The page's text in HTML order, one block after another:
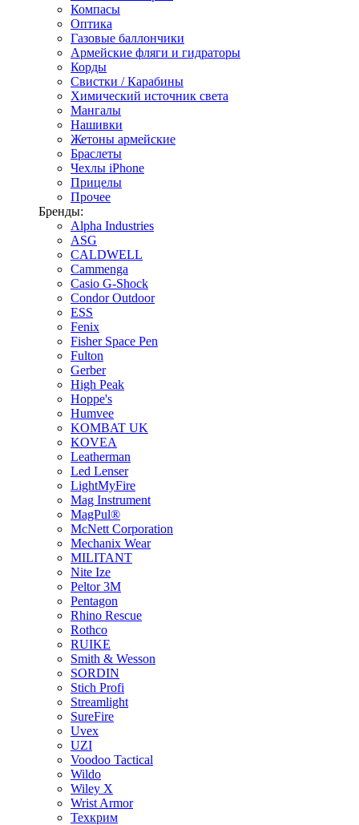
Компасы
Оптика
Газовые баллончики
Армейские фляги и гидраторы
Корды
Свистки / Карабины
Химический источник света
Мангалы
Нашивки
Жетоны армейские
Браслеты
Чехлы iPhone
Прицелы
Прочее
Бренды:
Alpha Industries
ASG
CALDWELL
Cammenga
Casio G-Shock
Condor Outdoor
ESS
Fenix
Fisher Space Pen
Fulton
Gerber
High Peak
Hoppe's
Humvee
KOMBAT UK
KOVEA
Leatherman
Led Lenser
LightMyFire
Mag Instrument
MagPul®
McNett Corporation
Mechanix Wear
MILITANT
Nite Ize
Peltor 3M
Pentagon
Rhino Rescue
Rothco
RUIKE
Smith & Wesson
SORDIN
Stich Profi
Streamlight
SureFire
Uvex
UZI
Voodoo Tactical
Wildo
Wiley X
Wrist Armor
Техкрим